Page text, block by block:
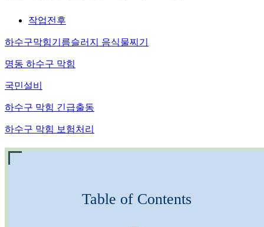
작업전후
하수구막힘기름슬러지 음식물찌기
명동 하수구 막힘
국민설비
하수구 막힘 긴급출동
하수구 막힘 보험처리
Table of Contents